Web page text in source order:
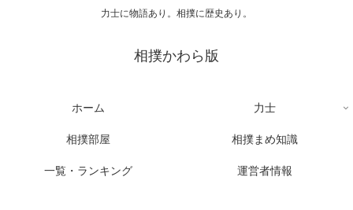
力士に物語あり。相撲に歴史あり。
相撲かわら版
ホーム 力士
相撲部屋 相撲まめ知識
一覧・ランキング 運営者情報